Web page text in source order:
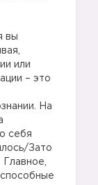
вы
или
– это
На
себя
Зато